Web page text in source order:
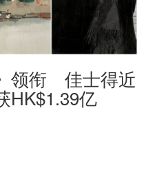
领衔 佳士得近
HK$1.39亿